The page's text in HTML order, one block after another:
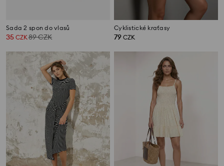
Sada 2 spon do vlasů
35 CZK 89CZK
Cyklistické kraťasy
79 CZK